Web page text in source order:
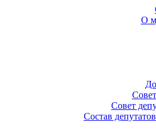
О
Совет
Состав